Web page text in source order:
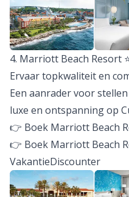
4. Marriott Beach Resort
Ervaar topkwaliteit en
Een aanrader voor
luxe en ontspanning op
👉 Boek Marriott Beach
👉 Boek Marriott Beach
VakantieDiscounter